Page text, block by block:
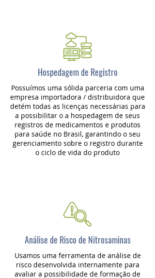
Hospedagem de Registro
Possuímos uma sólida parceria com uma
empresa importadora / distribuidora que
detém todas as licenças necessárias para
a possibilitar o a hospedagem de seus
registros de medicamentos e produtos
para saúde no Brasil, garantindo o seu
gerenciamento sobre o registro durante
o ciclo de vida do produto
Análise de Risco de Nitrosaminas
Usamos uma ferramenta de análise de
risco desenvolvida internamente para
avaliar a possibilidade de formação de